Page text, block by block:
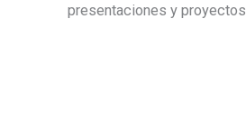
presentaciones y proyectos.